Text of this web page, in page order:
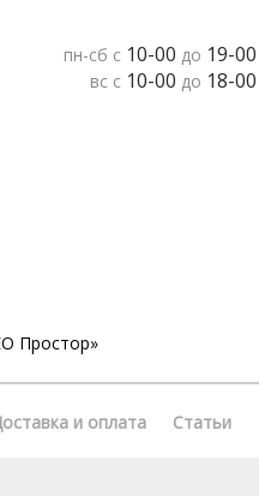
пн-сб с 10-00 до 19-00
вс с 10-00 до 18-00
Простор»
и оплата Статьи